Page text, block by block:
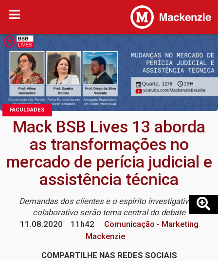
FACULDADES
Mack BSB Lives 13 aborda
as transformações no
mercado de perícia judicial e
assistência técnica
Demandas dos clientes e o espírito investigativo e
colaborativo serão tema central do debate
11.08.2020
11h42
Comunicação - Marketing
Mackenzie
COMPARTILHE NAS REDES SOCIAIS